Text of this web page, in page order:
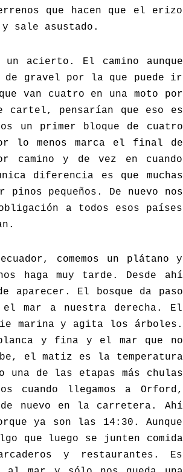
que hacen que el erizo
sale asustado.
acierto. El camino aunque
de gravel por la que puede ir
van cuatro en una moto por
pensarían que eso es
un primer bloque de cuatro
lo menos marca el final de
camino y de vez en cuando
diferencia es que muchas
pequeños. De nuevo nos
a todos esos países
comemos un plátano y
haga muy tarde. Desde ahí
aparecer. El bosque da paso
el mar a nuestra derecha. El
marina y agita los árboles.
blanca y fina y el mar que no
el matiz es la temperatura
una de las etapas más chulas
cuando llegamos a Orford,
de nuevo en la carretera. Ahí
ya son las 14:30. Aunque
que luego se junten comida
y restaurantes. Es